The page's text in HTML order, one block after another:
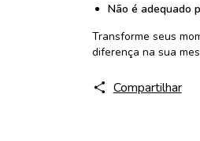
Não é adequado
Transforme seus
diferença na sua
Compartilhar